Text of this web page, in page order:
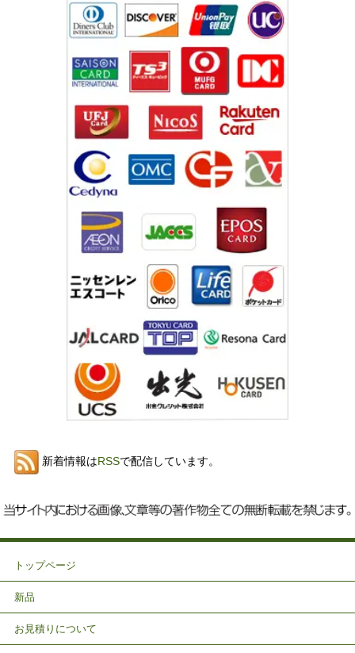
新着情報はRSSで配信しています。
トップページ
新品
お見積りについて